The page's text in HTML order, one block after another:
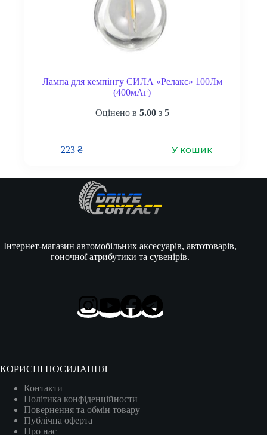
Лампа для кемпінгу СИЛА «Релакс» 100Лм
(400мАг)
Оцінено в 5.00з 5
223₴ У кошик
Інтернет-магазин автомобільних аксесуарів, автотоварів,
гоночної атрибутики та сувенірів.
КОРИСНІ ПОСИЛАННЯ
Контакти
Політика конфіденційности
Повернення та обмін товару
Публічна оферта
Про нас